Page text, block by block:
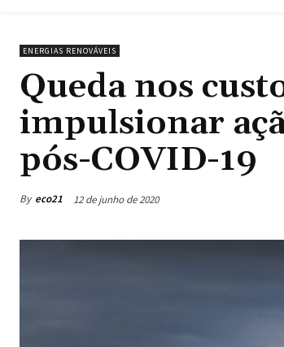
ENERGIAS RENOVÁVEIS
Queda nos
impulsionar
pós-COVID-19
By eco21 12 de junho de 2020